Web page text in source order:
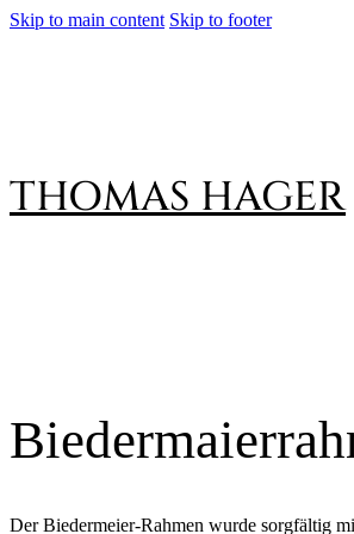
Skip to main content Skip to footer
THOMAS HAGER
Der Biedermeier-Rahmen wurde sorgfältig